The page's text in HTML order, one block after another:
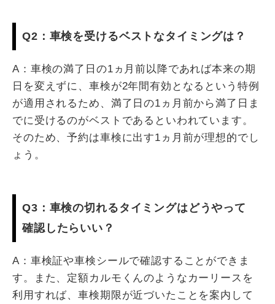
Q2：車検を受けるベストなタイミングは？
A：車検の満了日の1ヵ月前以降であれば本来の期
日を変えずに、車検が2年間有効となるという特例
が適用されるため、満了日の1ヵ月前から満了日ま
でに受けるのがベストであるといわれています。
そのため、予約は車検に出す1ヵ月前が理想的でし
ょう。
Q3：車検の切れるタイミングはどうやって
確認したらいい？
A：車検証や車検シールで確認することができま
す。また、定額カルモくんのようなカーリースを
利用すれば、車検期限が近づいたことを案内して